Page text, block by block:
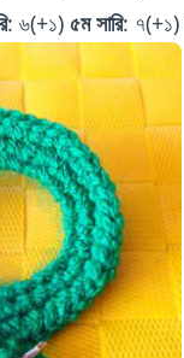
: ৬(+১) ৫ম সারি: ৭(+১)